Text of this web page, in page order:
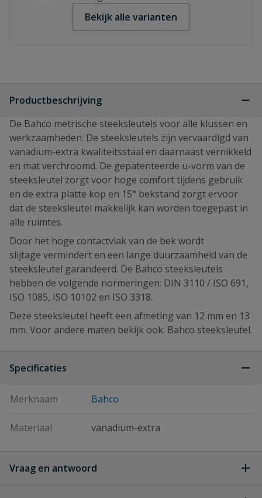
Bekijk alle varianten
Productbeschrijving
De Bahco metrische steeksleutels voor alle klussen en
werkzaamheden. De steeksleutels zijn vervaardigd van
vanadium-extra kwaliteitsstaal en daarnaast vernikkeld
en mat verchroomd. De gepatenteerde u-vorm van de
steeksleutel zorgt voor hoge comfort tijdens gebruik
en de extra platte kop en 15° bekstand zorgt ervoor
dat de steeksleutel makkelijk kan worden toegepast in
alle ruimtes.
Door het hoge contactvlak van de bek wordt
slijtage vermindert en een lange duurzaamheid van de
steeksleutel garandeerd. De Bahco steeksleutels
hebben de volgende normeringen: DIN 3110 / ISO 691,
ISO 1085, ISO 10102 en ISO 3318.
Deze steeksleutel heeft een afmeting van 12 mm en 13
mm. Voor andere maten bekijk ook: Bahco steeksleutel.
Specificaties
Merknaam Bahco
Materiaal vanadium-extra
Vraag en antwoord